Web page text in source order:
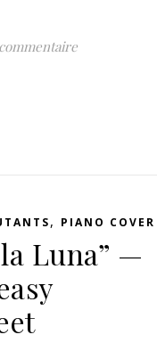
, PIANO COVER
Luna” —